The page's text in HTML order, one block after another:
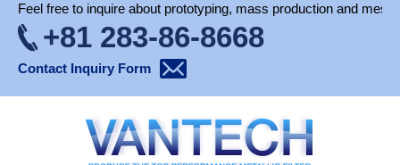
Feel free to inquire about prototyping, mass production and mesh
+81 283-86-8668
Contact Inquiry Form